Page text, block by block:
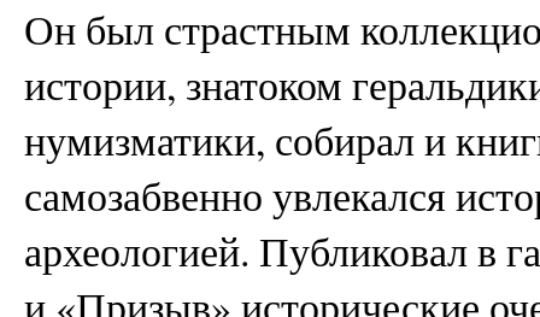
Он был страстным
истории, знатоком
нумизматики, собирал и
самозабвенно увлекался
археологией. Публиковал в